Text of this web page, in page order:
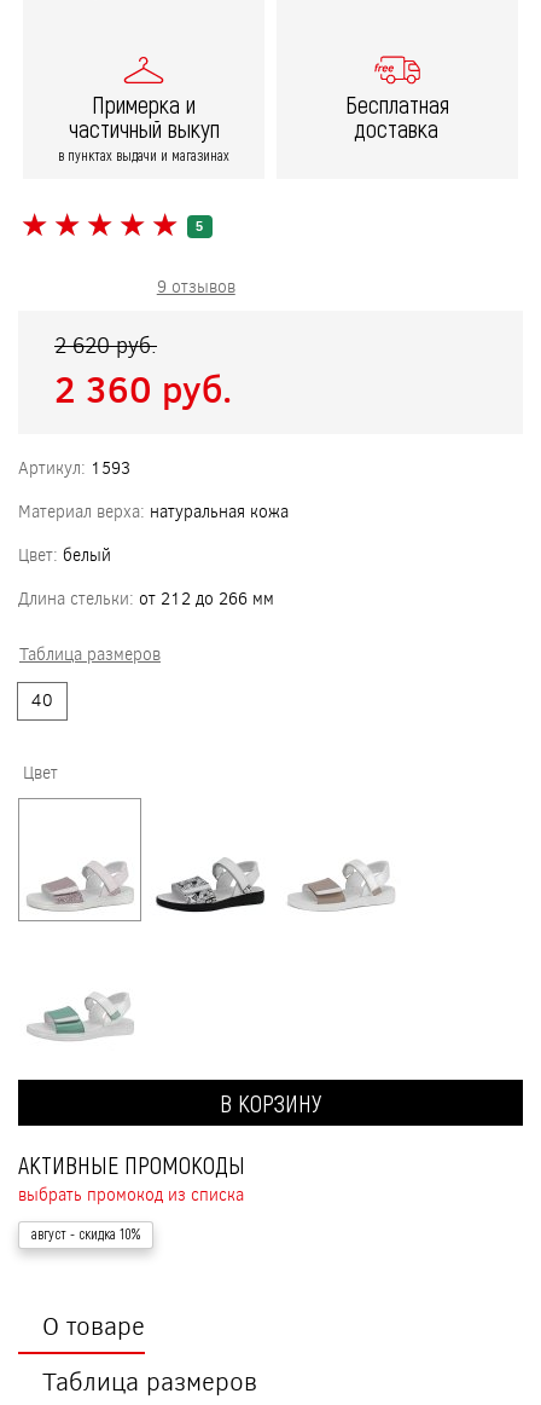
Примерка и
частичный выкуп
в пунктах выдачи и магазинах
Бесплатная
доставка
★ ★ ★ ★ ★
★ ★ ★ ★ ★ 5
9 отзывов
2 620 pуб.
2 360 pуб.
Артикул: 1593
Материал верха: натуральная кожа
Цвет: белый
Длина стельки: от 212 до 266 мм
Таблица размеров
40
Цвет
В КОРЗИНУ
АКТИВНЫЕ ПРОМОКОДЫ
выбрать промокод из списка
август - скидка 10%
О товаре
Таблица размеров